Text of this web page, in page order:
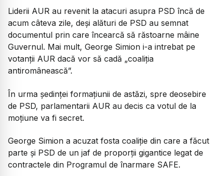
Liderii AUR au revenit la atacuri asupra PSD încă de
acum câteva zile, deși alături de PSD au semnat
documentul prin care încearcă să răstoarne mâine
Guvernul. Mai mult, George Simion i-a intrebat pe
votanții AUR dacă vor să cadă „coaliția
antiromânească”.
În urma ședinței formațiunii de astăzi, spre deosebire
de PSD, parlamentarii AUR au decis ca votul de la
moțiune va fi secret.
George Simion a acuzat fosta coaliție din care a făcut
parte și PSD de un jaf de proporții gigantice legat de
contractele din Programul de înarmare SAFE.